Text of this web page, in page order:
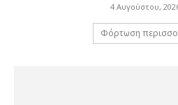
4 Αυγούστου,
Φόρτωση